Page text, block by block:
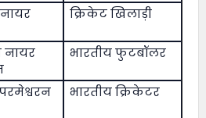
क्रिकेट खिलाड़ी
भारतीय फुटबॉलर
भारतीय क्रिकेटर